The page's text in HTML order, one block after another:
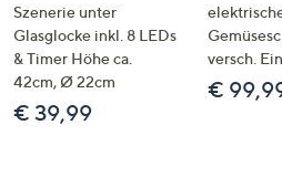
Szenerie unter
Glasglocke inkl. 8 LEDs
& Timer Höhe ca.
42cm, Ø 22cm
€ 39,99
versch.
€